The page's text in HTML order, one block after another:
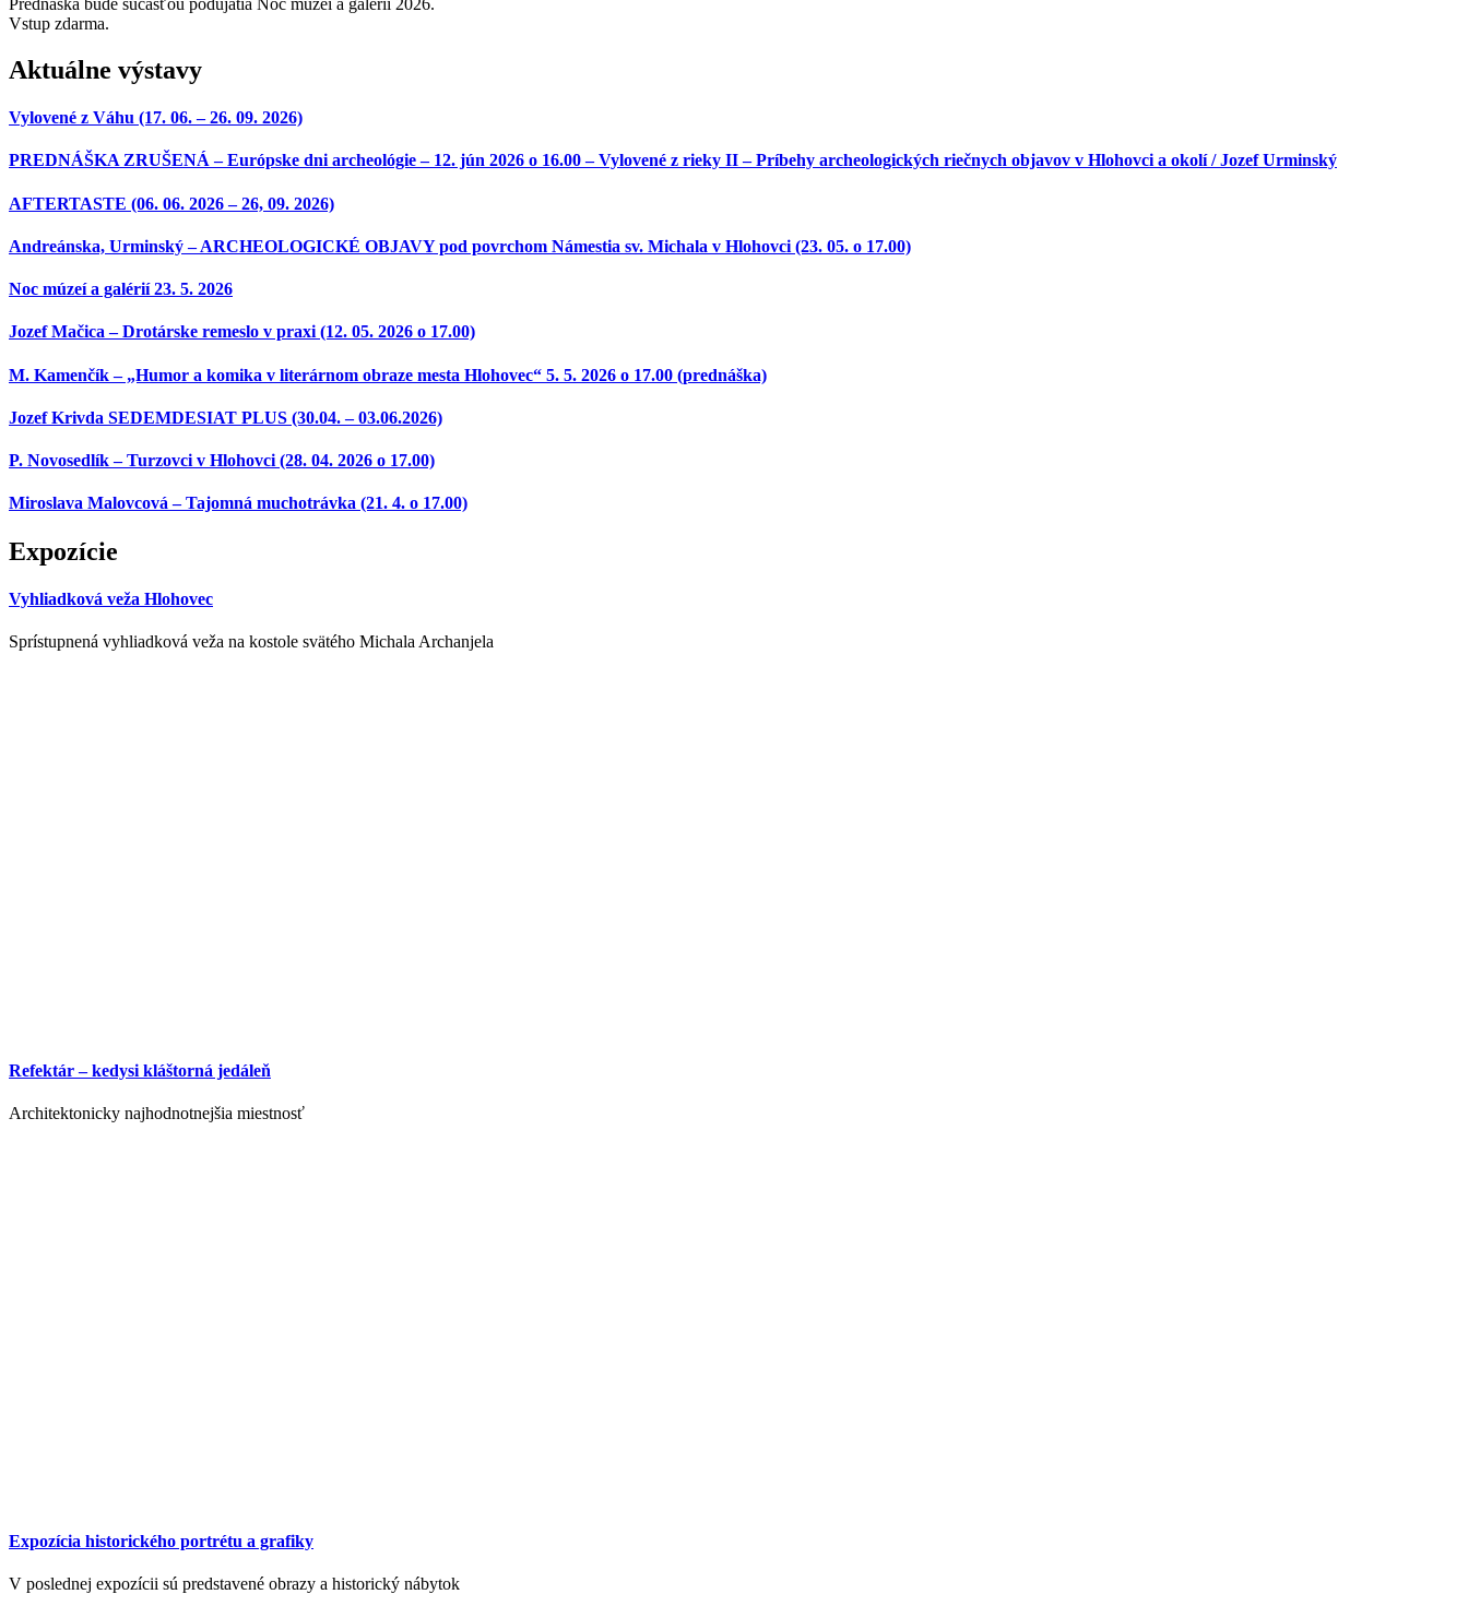
Vstup zdarma.
Aktuálne výstavy
Vylovené z Váhu (17. 06. – 26. 09. 2026)
PREDNÁŠKA ZRUŠENÁ – Európske dni archeológie – 12. jún 2026 o 16.00 – Vylovené z rieky II – Príbehy archeologických riečnych objavov v Hlohovci a okolí / Jozef Urminský
AFTERTASTE (06. 06. 2026 – 26, 09. 2026)
Andreánska, Urminský – ARCHEOLOGICKÉ OBJAVY pod povrchom Námestia sv. Michala v Hlohovci (23. 05. o 17.00)
Noc múzeí a galérií 23. 5. 2026
Jozef Mačica – Drotárske remeslo v praxi (12. 05. 2026 o 17.00)
M. Kamenčík – „Humor a komika v literárnom obraze mesta Hlohovec“ 5. 5. 2026 o 17.00 (prednáška)
Jozef Krivda SEDEMDESIAT PLUS (30.04. – 03.06.2026)
P. Novosedlík – Turzovci v Hlohovci (28. 04. 2026 o 17.00)
Miroslava Malovcová – Tajomná muchotrávka (21. 4. o 17.00)
Expozície
Vyhliadková veža Hlohovec
Sprístupnená vyhliadková veža na kostole svätého Michala Archanjela
Refektár – kedysi kláštorná jedáleň
Architektonicky najhodnotnejšia miestnosť
Expozícia historického portrétu a grafiky
V poslednej expozícii sú predstavené obrazy a historický nábytok